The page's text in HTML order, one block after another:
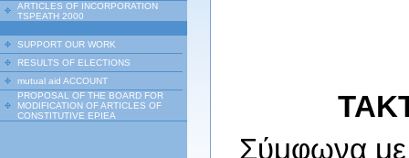
ARTICLES OF INCORPORATION
TSPEATH 2000
SUPPORT OUR WORK
RESULTS OF ELECTIONS
mutual aid ACCOUNT
PROPOSAL OF THE BOARD FOR
MODIFICATION OF ARTICLES OF
CONSTITUTIVE EPIEA
Σύμφωνα με